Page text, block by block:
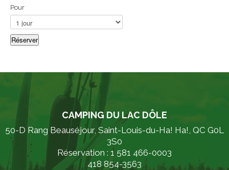
Pour
CAMPING DU LAC DÔLE
50-D Rang Beauséjour, Saint-Louis-du-Ha! Ha!, QC G0L
3S0
Réservation : 1 581 466-0003
418 854-3563